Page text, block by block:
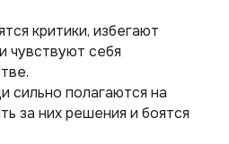
критики, избегают
чувствуют себя
сильно полагаются на
за них решения и боятся